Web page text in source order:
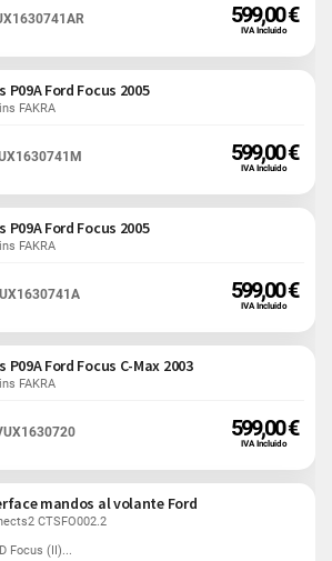
599,00 €
IVA Incluido
P09A Ford Focus 2005
FAKRA
599,00 €
IVA Incluido
P09A Ford Focus 2005
FAKRA
599,00 €
IVA Incluido
P09A Ford Focus C-Max 2003
FAKRA
599,00 €
IVA Incluido
mandos al volante Ford
CTSFO002.2
Focus (II)...